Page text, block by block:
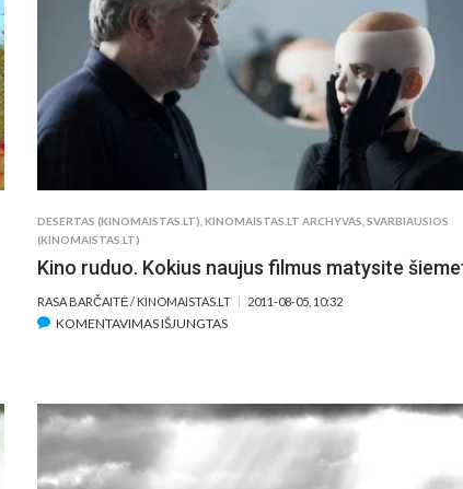
FILMAI
DESERTAS (KINOMAISTAS.LT) ,KINOMAISTAS.LT ARCHYVAS ,SVARBIAUSIOS
(KINOMAISTAS.LT)
Kino ruduo. Kokius naujus filmus matysite
RASA BARČAITĖ / KINOMAISTAS.LT 2011-08-05, 10:32
KOMENTAVIMAS IŠJUNGTASĮRAŠE
NAUJUS